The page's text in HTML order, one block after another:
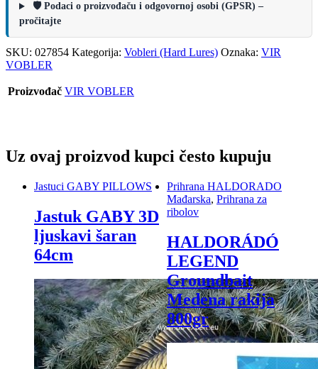
🛡️ Podaci o proizvođaču i odgovornoj osobi (GPSR) –
pročitajte
SKU: 027854 Kategorija: Vobleri (Hard Lures) Oznaka: VIR
VOBLER
Proizvođač VIR VOBLER
Uz ovaj proizvod kupci često kupuju
Jastuci GABY PILLOWS
Jastuk GABY 3D
ljuskavi šaran
64cm
Prihrana HALDORADO
Mađarska, Prihrana za
ribolov
HALDORÁDÓ
LEGEND
Groundbait
Medena rakija
800gr